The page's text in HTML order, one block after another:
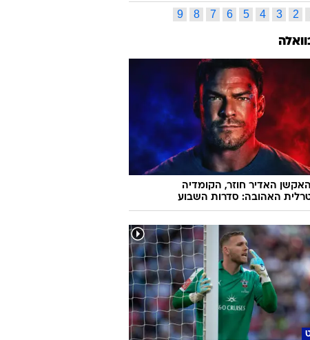
2
3
4
5
6
7
8
9
האדיר חוזר, הקומדיה
האהובה: סדרות השבוע